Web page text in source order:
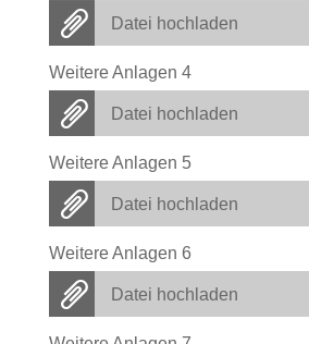
Datei hochladen
Weitere Anlagen 4
Datei hochladen
Weitere Anlagen 5
Datei hochladen
Weitere Anlagen 6
Datei hochladen